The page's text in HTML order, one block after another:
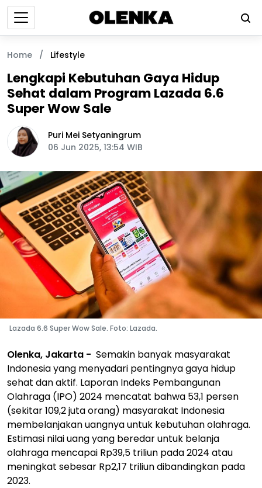
Home / Lifestyle
Lengkapi Kebutuhan Gaya Hidup
Sehat dalam Program Lazada 6.6
Super Wow Sale
Puri Mei Setyaningrum
06 Jun 2025, 13:54 WIB
Lazada 6.6 Super Wow Sale. Foto: Lazada.
Olenka, Jakarta - Semakin banyak masyarakat
Indonesia yang menyadari pentingnya gaya hidup
sehat dan aktif. Laporan Indeks Pembangunan
Olahraga (IPO) 2024 mencatat bahwa 53,1 persen
(sekitar 109,2 juta orang) masyarakat Indonesia
membelanjakan uangnya untuk kebutuhan olahraga.
Estimasi nilai uang yang beredar untuk belanja
olahraga mencapai Rp39,5 triliun pada 2024 atau
meningkat sebesar Rp2,17 triliun dibandingkan pada
2023.